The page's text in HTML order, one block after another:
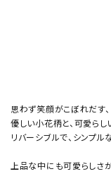
思わず笑顔がこぼれだす、
優しい小花柄と、可愛らし
リバーシブルで、シンプル
上品な中にも可愛らしさが